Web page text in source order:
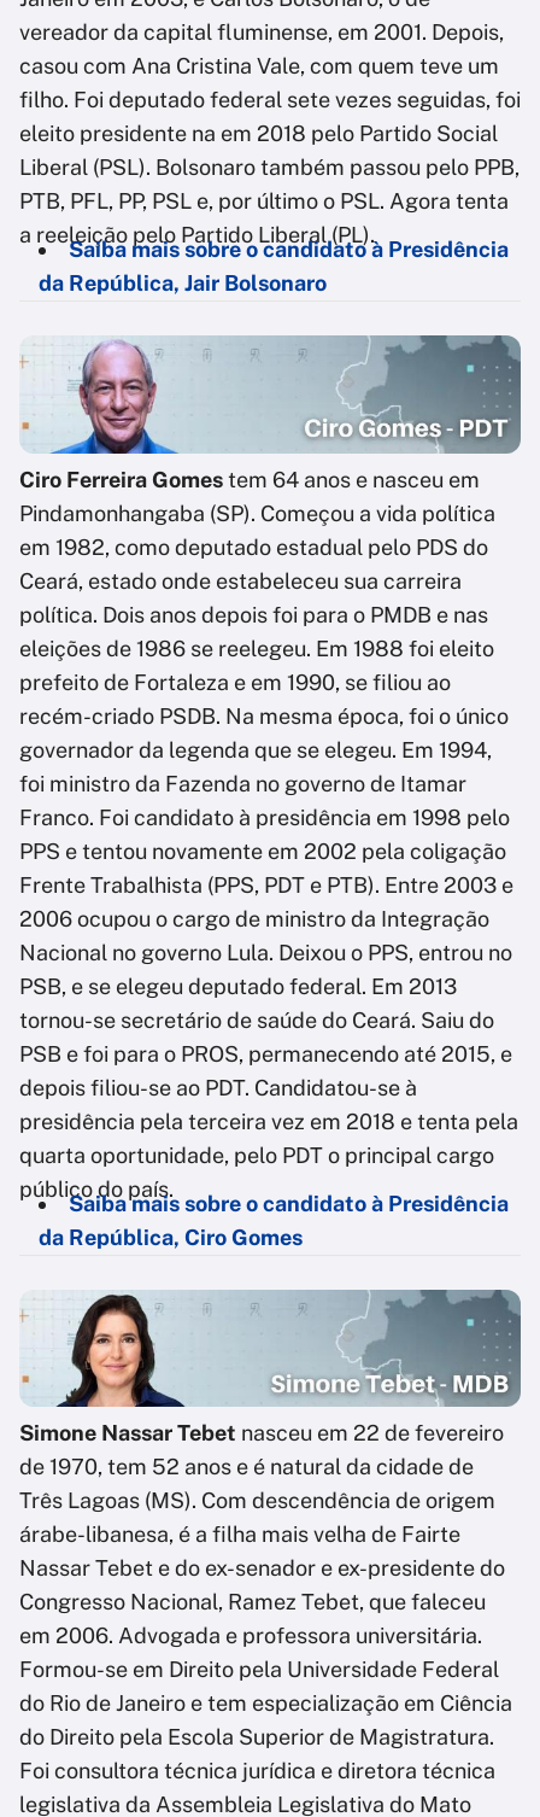
vereador da capital fluminense, em 2001. Depois,
casou com Ana Cristina Vale, com quem teve um
filho. Foi deputado federal sete vezes seguidas, foi
eleito presidente na em 2018 pelo Partido Social
Liberal (PSL). Bolsonaro também passou pelo PPB,
PTB, PFL, PP, PSL e, por último o PSL. Agora tenta
a reeleição pelo Partido Liberal (PL).
Saiba mais sobre o candidato à Presidência
da República, Jair Bolsonaro
Ciro Ferreira Gomestem 64 anos e nasceu em
Pindamonhangaba (SP). Começou a vida política
em 1982, como deputado estadual pelo PDS do
Ceará, estado onde estabeleceu sua carreira
política. Dois anos depois foi para o PMDB e nas
eleições de 1986 se reelegeu. Em 1988 foi eleito
prefeito de Fortaleza e em 1990, se filiou ao
recém-criado PSDB. Na mesma época, foi o único
governador da legenda que se elegeu. Em 1994,
foi ministro da Fazenda no governo de Itamar
Franco. Foi candidato à presidência em 1998 pelo
PPS e tentou novamente em 2002 pela coligação
Frente Trabalhista (PPS, PDT e PTB). Entre 2003 e
2006 ocupou o cargo de ministro da Integração
Nacional no governo Lula. Deixou o PPS, entrou no
PSB, e se elegeu deputado federal. Em 2013
tornou-se secretário de saúde do Ceará. Saiu do
PSB e foi para o PROS, permanecendo até 2015, e
depois filiou-se ao PDT. Candidatou-se à
presidência pela terceira vez em 2018 e tenta pela
quarta oportunidade, pelo PDT o principal cargo
público do país.
Saiba mais sobre o candidato à Presidência
da República, Ciro Gomes
Simone Nassar Tebet nasceu em 22 de fevereiro
de 1970, tem 52 anos e é natural da cidade de
Três Lagoas (MS). Com descendência de origem
árabe-libanesa, é a filha mais velha de Fairte
Nassar Tebet e do ex-senador e ex-presidente do
Congresso Nacional, Ramez Tebet, que faleceu
em 2006. Advogada e professora universitária.
Formou-se em Direito pela Universidade Federal
do Rio de Janeiro e tem especialização em Ciência
do Direito pela Escola Superior de Magistratura.
Foi consultora técnica jurídica e diretora técnica
legislativa da Assembleia Legislativa do Mato